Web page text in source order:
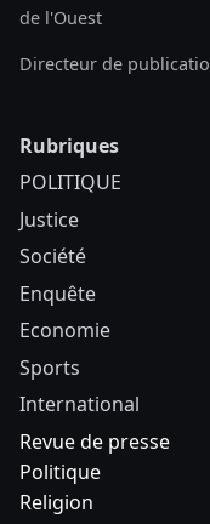
de l'Ouest
Directeur de
Rubriques
POLITIQUE
Justice
Société
Enquête
Economie
Sports
International
Revue de presse
Politique
Religion